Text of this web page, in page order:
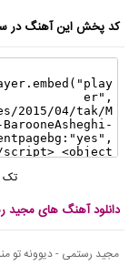
کد پخش این آهنگ در
تک
دانلود آهنگ های مجید
مجید رستمی - دیوونه تو